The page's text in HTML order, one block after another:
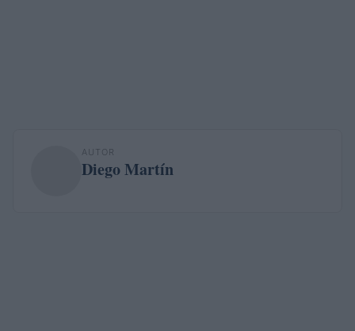
AUTOR
Diego Martín